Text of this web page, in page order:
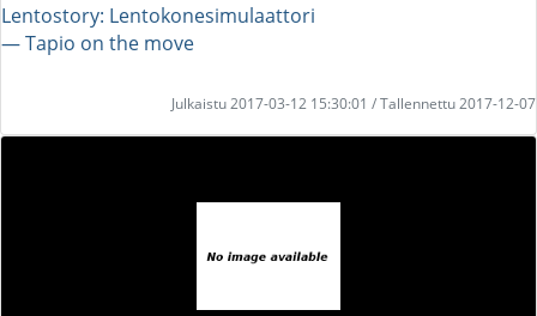
Lentostory: Lentokonesimulaattori
― Tapio on the move
Julkaistu 2017-03-12 15:30:01 / Tallennettu 2017-12-07